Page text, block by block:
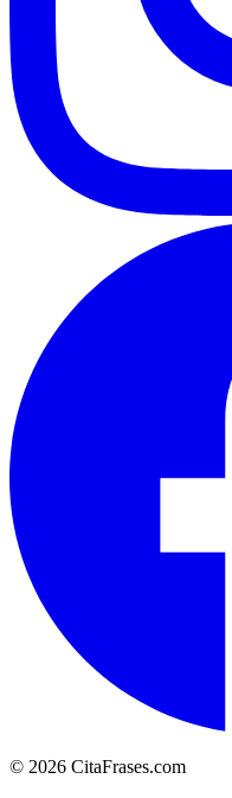
© 2026 CitaFrases.com